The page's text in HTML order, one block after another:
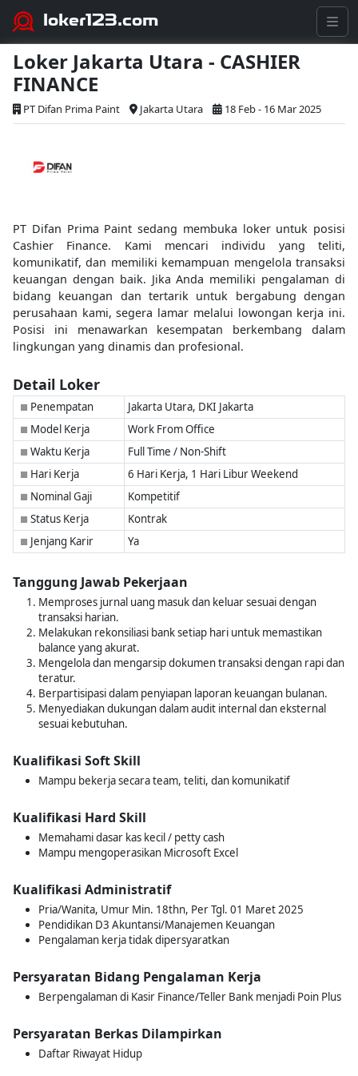
loker123.com
Loker Jakarta Utara - CASHIER
FINANCE
PT Difan Prima Paint Jakarta Utara 18 Feb - 16 Mar 2025
PT Difan Prima Paint sedang membuka loker untuk posisi
Cashier Finance. Kami mencari individu yang teliti,
komunikatif, dan memiliki kemampuan mengelola transaksi
keuangan dengan baik. Jika Anda memiliki pengalaman di
bidang keuangan dan tertarik untuk bergabung dengan
perusahaan kami, segera lamar melalui lowongan kerja ini.
Posisi ini menawarkan kesempatan berkembang dalam
lingkungan yang dinamis dan profesional.
Detail Loker
■ Penempatan Jakarta Utara, DKI Jakarta
■ Model Kerja Work From Office
■ Waktu Kerja Full Time / Non-Shift
■ Hari Kerja 6 Hari Kerja, 1 Hari Libur Weekend
■ Nominal Gaji Kompetitif
■ Status Kerja Kontrak
■ Jenjang Karir Ya
Tanggung Jawab Pekerjaan
Memproses jurnal uang masuk dan keluar sesuai dengan
transaksi harian.
Melakukan rekonsiliasi bank setiap hari untuk memastikan
balance yang akurat.
Mengelola dan mengarsip dokumen transaksi dengan rapi dan
teratur.
Berpartisipasi dalam penyiapan laporan keuangan bulanan.
Menyediakan dukungan dalam audit internal dan eksternal
sesuai kebutuhan.
Kualifikasi Soft Skill
Mampu bekerja secara team, teliti, dan komunikatif
Kualifikasi Hard Skill
Memahami dasar kas kecil / petty cash
Mampu mengoperasikan Microsoft Excel
Kualifikasi Administratif
Pria/Wanita, Umur Min. 18thn, Per Tgl. 01 Maret 2025
Pendidikan D3 Akuntansi/Manajemen Keuangan
Pengalaman kerja tidak dipersyaratkan
Persyaratan Bidang Pengalaman Kerja
Berpengalaman di Kasir Finance/Teller Bank menjadi Poin Plus
Persyaratan Berkas Dilampirkan
Daftar Riwayat Hidup